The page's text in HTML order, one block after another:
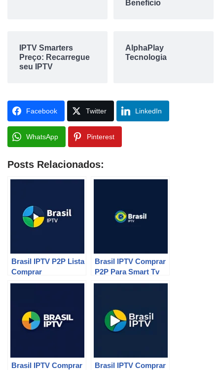
Benefício
IPTV Smarters
Preço: Recarregue
seu IPTV
AlphaPlay
Tecnologia
Facebook Twitter LinkedIn
WhatsApp Pinterest
Posts Relacionados:
Brasil IPTV P2P Lista
Comprar
Brasil IPTV Comprar
P2P Para Smart Tv
Brasil IPTV Comprar
Brasil IPTV Comprar